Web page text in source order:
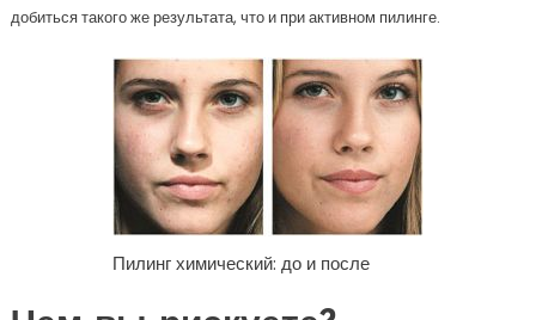
добиться такого же результата, что и при активном пилинге.
Пилинг химический: до и после